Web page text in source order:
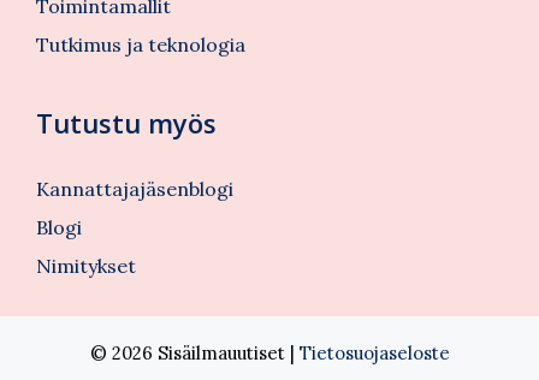
Toimintamallit
Tutkimus ja teknologia
Tutustu myös
Kannattajajäsenblogi
Blogi
Nimitykset
© 2026 Sisäilmauutiset | Tietosuojaseloste